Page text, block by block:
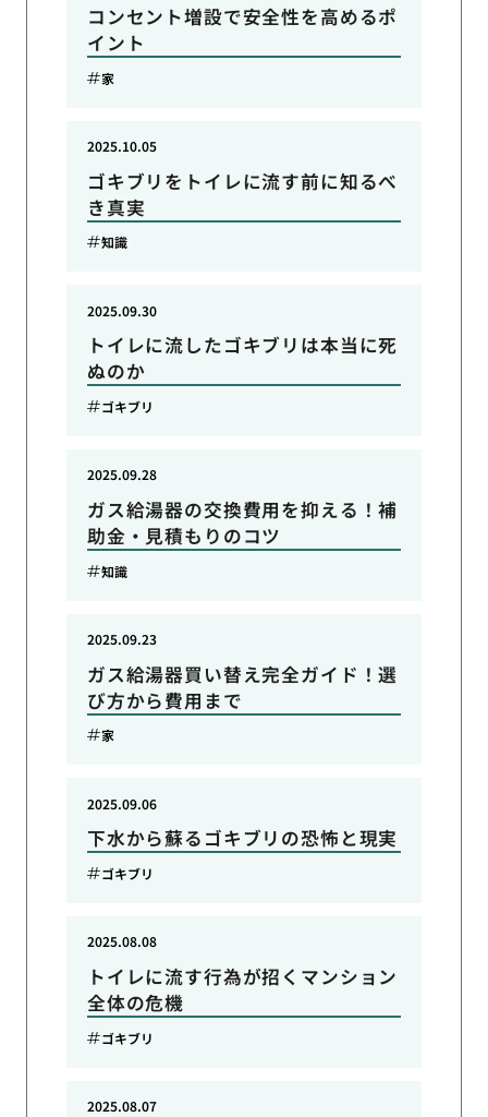
コンセント増設で安全性を高めるポ
イント
家
ゴキブリをトイレに流す前に知るべ
き真実
2025.10.05
知識
トイレに流したゴキブリは本当に死
ぬのか
2025.09.30
ゴキブリ
ガス給湯器の交換費用を抑える！補
助金・見積もりのコツ
2025.09.28
知識
ガス給湯器買い替え完全ガイド！選
び方から費用まで
2025.09.23
家
下水から蘇るゴキブリの恐怖と現実
2025.09.06
ゴキブリ
トイレに流す行為が招くマンション
全体の危機
2025.08.08
ゴキブリ
2025.08.07